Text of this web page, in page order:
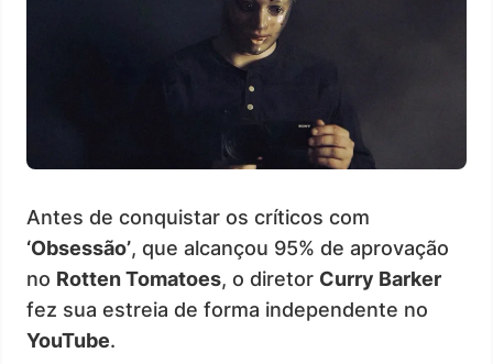
Antes de conquistar os críticos com
‘Obsessão’, que alcançou 95% de aprovação
no Rotten Tomatoes, o diretor Curry Barker
fez sua estreia de forma independente no
YouTube.